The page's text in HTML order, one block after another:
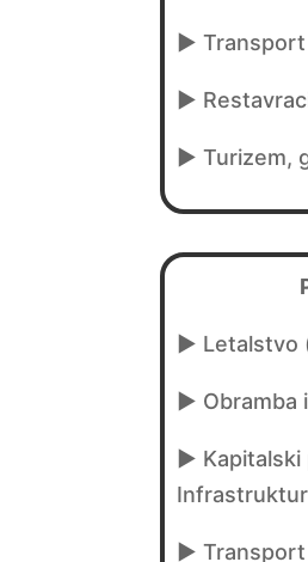
►
►
► Turizem,
► Letalstvo
► Obramba
►
► Transport